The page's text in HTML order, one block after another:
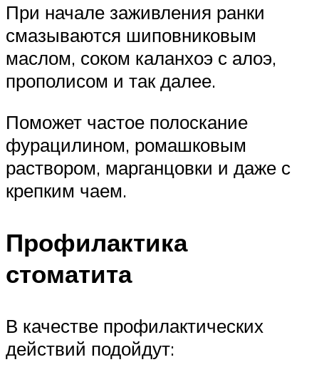
При начале заживления ранки
смазываются шиповниковым
маслом, соком каланхоэ с алоэ,
прополисом и так далее.
Поможет частое полоскание
фурацилином, ромашковым
раствором, марганцовки и даже с
крепким чаем.
Профилактика
стоматита
В качестве профилактических
действий подойдут: